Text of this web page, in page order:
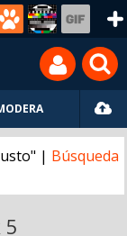
| Búsqueda
5